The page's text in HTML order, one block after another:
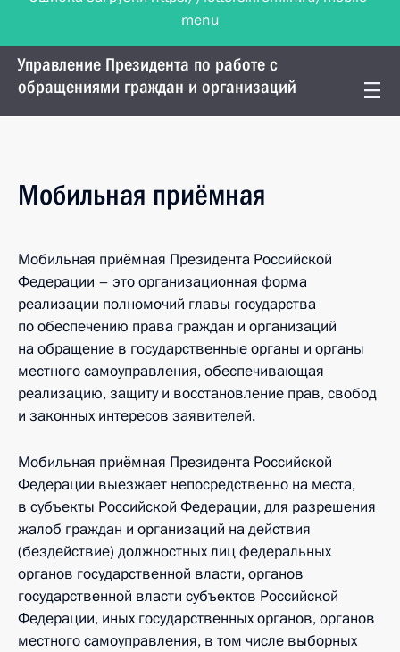
Управление Президента по работе с
обращениями граждан и организаций
Мобильная приёмная
Мобильная приёмная Президента Российской
Федерации – это организационная форма
реализации полномочий главы государства
по обеспечению права граждан и организаций
на обращение в государственные органы и органы
местного самоуправления, обеспечивающая
реализацию, защиту и восстановление прав, свобод
и законных интересов заявителей.
Мобильная приёмная Президента Российской
Федерации выезжает непосредственно на места,
в субъекты Российской Федерации, для разрешения
жалоб граждан и организаций на действия
(бездействие) должностных лиц федеральных
органов государственной власти, органов
государственной власти субъектов Российской
Федерации, иных государственных органов, органов
местного самоуправления, в том числе выборных
menu